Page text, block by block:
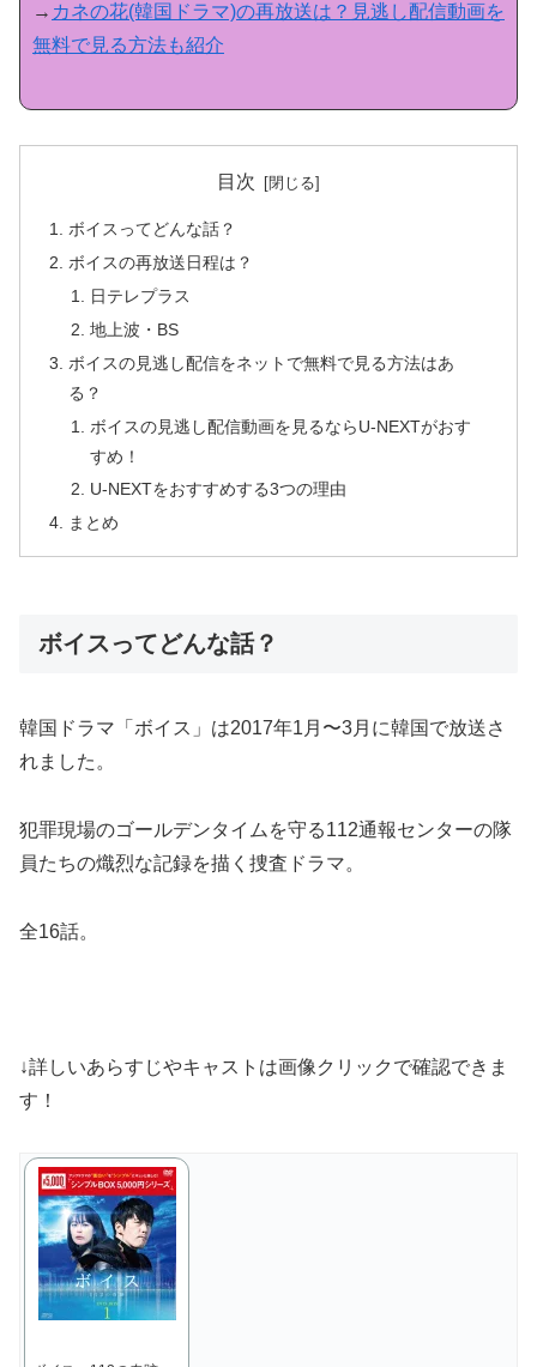
→ カネの花(韓国ドラマ)の再放送は？見逃し配信動画を
無料で見る方法も紹介
目次
ボイスってどんな話？
ボイスの再放送日程は？
日テレプラス
地上波・BS
ボイスの見逃し配信をネットで無料で見る方法はあ
る？
ボイスの見逃し配信動画を見るならU-NEXTがおす
すめ！
U-NEXTをおすすめする3つの理由
まとめ
ボイスってどんな話？
韓国ドラマ「ボイス」は2017年1月〜3月に韓国で放送さ
れました。
犯罪現場のゴールデンタイムを守る112通報センターの隊
員たちの熾烈な記録を描く捜査ドラマ。
全16話。
↓詳しいあらすじやキャストは画像クリックで確認できま
す！